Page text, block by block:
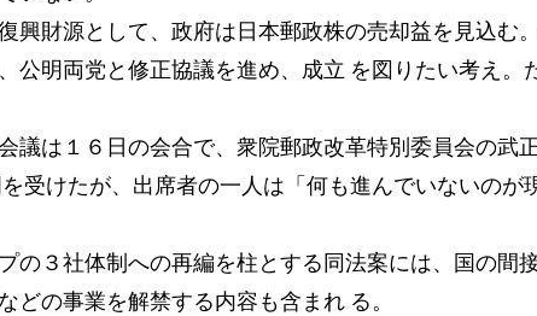
興財源として、政府は日本郵政株の売却益を見込む
公明両党と修正協議を進め、成立 を図りたい考え。
議は１６日の会合で、衆院郵政改革特別委員会の武
受けたが、出席者の一人は「何も進んでいないのが
の３社体制への再編を柱とする同法案には、国の間
どの事業を解禁する内容も含まれ る。